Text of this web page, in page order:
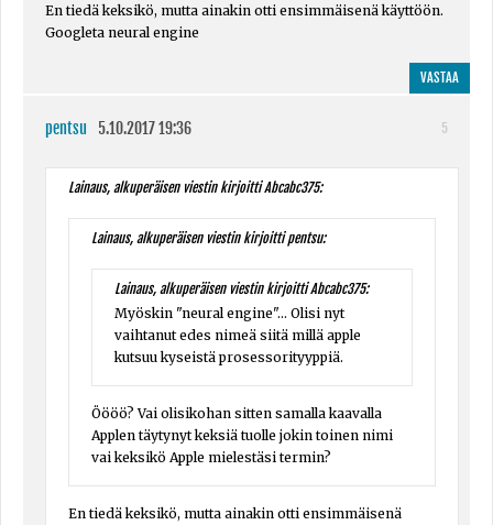
En tiedä keksikö, mutta ainakin otti ensimmäisenä käyttöön.
Googleta neural engine
VASTAA
pentsu 5.10.2017 19:36 5
Lainaus, alkuperäisen viestin kirjoitti Abcabc375:
Lainaus, alkuperäisen viestin kirjoitti pentsu:
Lainaus, alkuperäisen viestin kirjoitti Abcabc375:
Myöskin "neural engine"... Olisi nyt
vaihtanut edes nimeä siitä millä apple
kutsuu kyseistä prosessorityyppiä.
Öööö? Vai olisikohan sitten samalla kaavalla
Applen täytynyt keksiä tuolle jokin toinen nimi
vai keksikö Apple mielestäsi termin?
En tiedä keksikö, mutta ainakin otti ensimmäisenä